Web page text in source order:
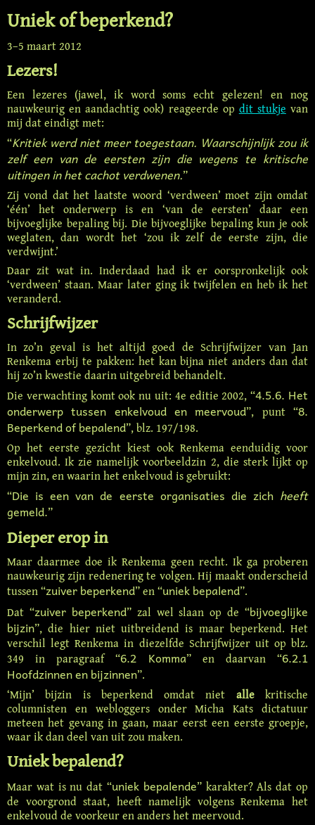
Uniek of beperkend?
3–5 maart 2012
Lezers!
Een lezeres (jawel, ik word soms echt gelezen! en nog
nauwkeurig en aandachtig ook) reageerde op dit stukje van
mij dat eindigt met:
“Kritiek werd niet meer toegestaan. Waarschijnlijk zou ik
zelf een van de eersten zijn die wegens te kritische
uitingen in het cachot verdwenen.”
Zij vond dat het laatste woord ‘verdween’ moet zijn omdat
‘één’ het onderwerp is en ‘van de eersten’ daar een
bijvoeglijke bepaling bij. Die bijvoeglijke bepaling kun je ook
weglaten, dan wordt het ‘zou ik zelf de eerste zijn, die
verdwijnt.’
Daar zit wat in. Inderdaad had ik er oorspronkelijk ook
‘verdween’ staan. Maar later ging ik twijfelen en heb ik het
veranderd.
Schrijfwijzer
In zo’n geval is het altijd goed de Schrijfwijzer van Jan
Renkema erbij te pakken: het kan bijna niet anders dan dat
hij zo’n kwestie daarin uitgebreid behandelt.
Die verwachting komt ook nu uit: 4e editie 2002, “4.5.6. Het
onderwerp tussen enkelvoud en meervoud”, punt “8.
Beperkend of bepalend”, blz. 197/198.
Op het eerste gezicht kiest ook Renkema eenduidig voor
enkelvoud. Ik zie namelijk voorbeeldzin 2, die sterk lijkt op
mijn zin, en waarin het enkelvoud is gebruikt:
“Die is een van de eerste organisaties die zich heeft
gemeld.”
Dieper erop in
Maar daarmee doe ik Renkema geen recht. Ik ga proberen
nauwkeurig zijn redenering te volgen. Hij maakt onderscheid
tussen “zuiver beperkend” en “uniek bepalend”.
Dat “zuiver beperkend” zal wel slaan op de “bijvoeglijke
bijzin”, die hier niet uitbreidend is maar beperkend. Het
verschil legt Renkema in diezelfde Schrijfwijzer uit op blz.
349 in paragraaf “6.2 Komma” en daarvan “6.2.1
Hoofdzinnen en bijzinnen”.
‘Mijn’ bijzin is beperkend omdat niet allekritische
columnisten en webloggers onder Micha Kats dictatuur
meteen het gevang in gaan, maar eerst een eerste groepje,
waar ik dan deel van uit zou maken.
Uniek bepalend?
Maar wat is nu dat “uniek bepalende” karakter? Als dat op
de voorgrond staat, heeft namelijk volgens Renkema het
enkelvoud de voorkeur en anders het meervoud.